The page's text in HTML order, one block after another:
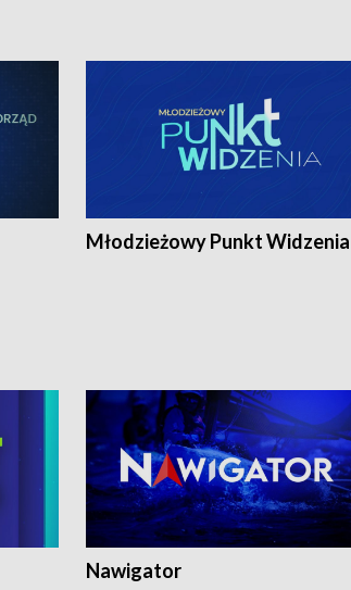
Młodzieżowy Punkt Widzenia
Nawigator